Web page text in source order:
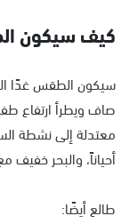
كيف سيكون
صاف ويطرأ ارتفاع
معتدلة إلى نشطة
أحياناً، والبحر خفيف
طالع أيضًا: